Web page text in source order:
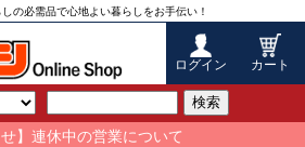
の必需品で心地よい暮らしをお手伝い！
ログイン カート
検索
せ】連休中の営業について